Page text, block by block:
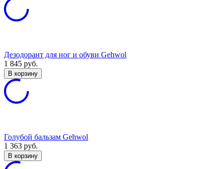
Дезодорант для ног и обуви Gehwol
1 845 руб.
В корзину
Голубой бальзам Gehwol
1 363 руб.
В корзину